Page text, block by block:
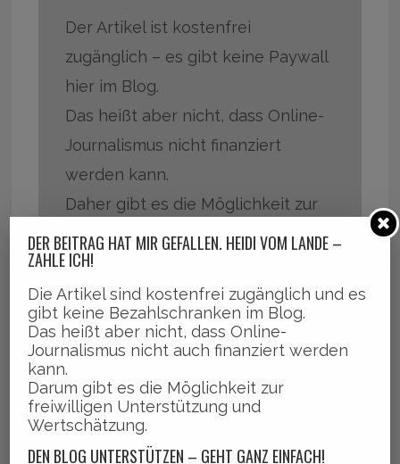
Der Artikel ist kostenfrei
zugänglich – es gibt keine Paywall
hier im Blog.
Das heißt aber nicht, dass Online-
Journalismus nicht finanziert
werden kann.
Daher gibt es die Möglichkeit zur
freiwilligen Unterstützung und
Wertschätzung.
DEN BLOG UNTERSTÜTZEN – GEHT GANZ
EINFACH ÜBER PAYPAL
ungemein und bedeutet ganz viel.
Daher sind Betrag und Häufigkeit
bei Paypal frei wählbar.
DER BEITRAG HAT MIR GEFALLEN. HEIDI VOM LANDE –
ZAHLE ICH!
Die Artikel sind kostenfrei zugänglich und es
gibt keine Bezahlschranken im Blog.
Das heißt aber nicht, dass Online-
Journalismus nicht auch finanziert werden
kann.
Darum gibt es die Möglichkeit zur
freiwilligen Unterstützung und
Wertschätzung.
DEN BLOG UNTERSTÜTZEN – GEHT GANZ EINFACH!